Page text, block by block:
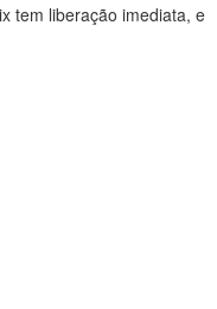
tem liberação imediata, e